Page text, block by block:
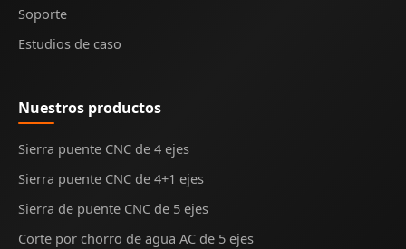
Soporte
Estudios de caso
Nuestros productos
Sierra puente CNC de 4 ejes
Sierra puente CNC de 4+1 ejes
Sierra de puente CNC de 5 ejes
Corte por chorro de agua AC de 5 ejes